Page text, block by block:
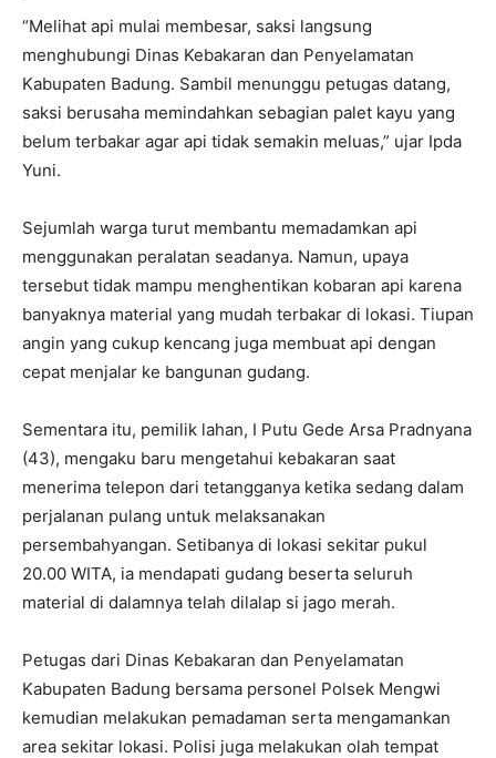
“Melihat api mulai membesar, saksi langsung
menghubungi Dinas Kebakaran dan Penyelamatan
Kabupaten Badung. Sambil menunggu petugas datang,
saksi berusaha memindahkan sebagian palet kayu yang
belum terbakar agar api tidak semakin meluas,” ujar Ipda
Yuni.
Sejumlah warga turut membantu memadamkan api
menggunakan peralatan seadanya. Namun, upaya
tersebut tidak mampu menghentikan kobaran api karena
banyaknya material yang mudah terbakar di lokasi. Tiupan
angin yang cukup kencang juga membuat api dengan
cepat menjalar ke bangunan gudang.
Sementara itu, pemilik lahan, I Putu Gede Arsa Pradnyana
(43), mengaku baru mengetahui kebakaran saat
menerima telepon dari tetangganya ketika sedang dalam
perjalanan pulang untuk melaksanakan
persembahyangan. Setibanya di lokasi sekitar pukul
20.00 WITA, ia mendapati gudang beserta seluruh
material di dalamnya telah dilalap si jago merah.
Petugas dari Dinas Kebakaran dan Penyelamatan
Kabupaten Badung bersama personel Polsek Mengwi
kemudian melakukan pemadaman serta mengamankan
area sekitar lokasi. Polisi juga melakukan olah tempat